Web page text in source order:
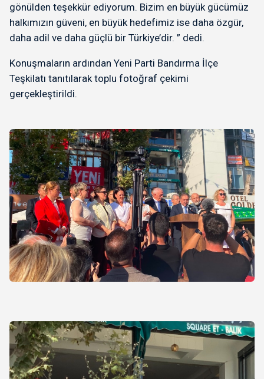
gönülden teşekkür ediyorum. Bizim en büyük gücümüz
halkımızın güveni, en büyük hedefimiz ise daha özgür,
daha adil ve daha güçlü bir Türkiye’dir. ” dedi.
Konuşmaların ardından Yeni Parti Bandırma İlçe
Teşkilatı tanıtılarak toplu fotoğraf çekimi
gerçekleştirildi.